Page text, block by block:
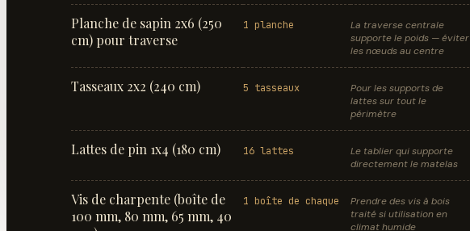
Planche de sapin 2x6 (250
cm) pour traverse
1 planche
La traverse centrale
supporte le poids — éviter
les nœuds au centre
Tasseaux 2x2 (240 cm) 5 tasseaux
Pour les supports de
lattes sur tout le
périmètre
Lattes de pin 1x4 (180 cm) 16 lattes
Le tablier qui supporte
directement le matelas
Vis de charpente (boîte de
100 mm, 80 mm, 65 mm, 40
1 boîte de chaque
Prendre des vis à bois
traité si utilisation en
climat humide